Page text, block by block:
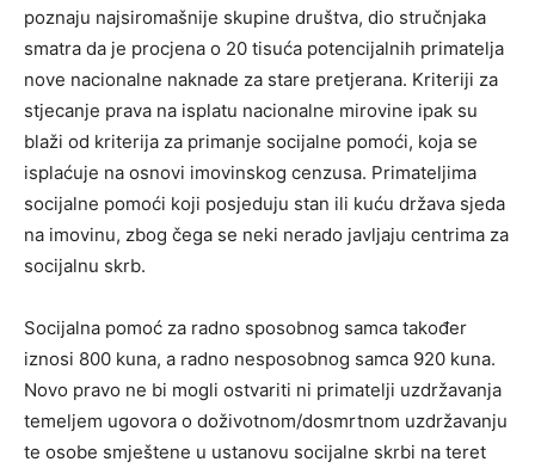
poznaju najsiromašnije skupine društva, dio stručnjaka
smatra da je procjena o 20 tisuća potencijalnih primatelja
nove nacionalne naknade za stare pretjerana. Kriteriji za
stjecanje prava na isplatu nacionalne mirovine ipak su
blaži od kriterija za primanje socijalne pomoći, koja se
isplaćuje na osnovi imovinskog cenzusa. Primateljima
socijalne pomoći koji posjeduju stan ili kuću država sjeda
na imovinu, zbog čega se neki nerado javljaju centrima za
socijalnu skrb.
Socijalna pomoć za radno sposobnog samca također
iznosi 800 kuna, a radno nesposobnog samca 920 kuna.
Novo pravo ne bi mogli ostvariti ni primatelji uzdržavanja
temeljem ugovora o doživotnom/dosmrtnom uzdržavanju
te osobe smještene u ustanovu socijalne skrbi na teret